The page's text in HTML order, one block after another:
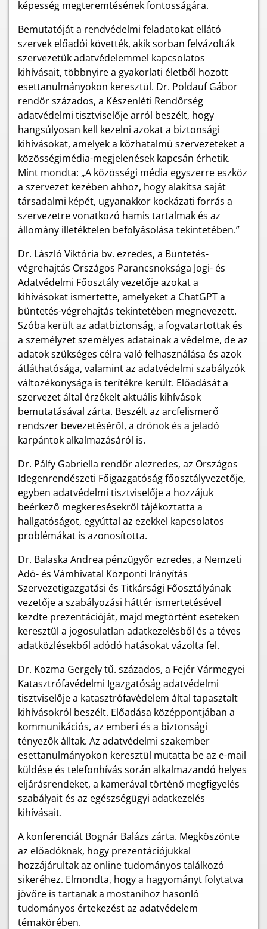
képesség megteremtésének fontosságára.
Bemutatóját a rendvédelmi feladatokat ellátó
szervek előadói követték, akik sorban felvázolták
szervezetük adatvédelemmel kapcsolatos
kihívásait, többnyire a gyakorlati életből hozott
esettanulmányokon keresztül. Dr. Poldauf Gábor
rendőr százados, a Készenléti Rendőrség
adatvédelmi tisztviselője arról beszélt, hogy
hangsúlyosan kell kezelni azokat a biztonsági
kihívásokat, amelyek a közhatalmú szervezeteket a
közösségimédia-megjelenések kapcsán érhetik.
Mint mondta: „A közösségi média egyszerre eszköz
a szervezet kezében ahhoz, hogy alakítsa saját
társadalmi képét, ugyanakkor kockázati forrás a
szervezetre vonatkozó hamis tartalmak és az
állomány illetéktelen befolyásolása tekintetében.”
Dr. László Viktória bv. ezredes, a Büntetés-
végrehajtás Országos Parancsnoksága Jogi- és
Adatvédelmi Főosztály vezetője azokat a
kihívásokat ismertette, amelyeket a ChatGPT a
büntetés-végrehajtás tekintetében megnevezett.
Szóba került az adatbiztonság, a fogvatartottak és
a személyzet személyes adatainak a védelme, de az
adatok szükséges célra való felhasználása és azok
átláthatósága, valamint az adatvédelmi szabályzók
változékonysága is terítékre került. Előadását a
szervezet által érzékelt aktuális kihívások
bemutatásával zárta. Beszélt az arcfelismerő
rendszer bevezetéséről, a drónok és a jeladó
karpántok alkalmazásáról is.
Dr. Pálfy Gabriella rendőr alezredes, az Országos
Idegenrendészeti Főigazgatóság főosztályvezetője,
egyben adatvédelmi tisztviselője a hozzájuk
beérkező megkeresésekről tájékoztatta a
hallgatóságot, egyúttal az ezekkel kapcsolatos
problémákat is azonosította.
Dr. Balaska Andrea pénzügyőr ezredes, a Nemzeti
Adó- és Vámhivatal Központi Irányítás
Szervezetigazgatási és Titkársági Főosztályának
vezetője a szabályozási háttér ismertetésével
kezdte prezentációját, majd megtörtént eseteken
keresztül a jogosulatlan adatkezelésből és a téves
adatközlésekből adódó hatásokat vázolta fel.
Dr. Kozma Gergely tű. százados, a Fejér Vármegyei
Katasztrófavédelmi Igazgatóság adatvédelmi
tisztviselője a katasztrófavédelem által tapasztalt
kihívásokról beszélt. Előadása középpontjában a
kommunikációs, az emberi és a biztonsági
tényezők álltak. Az adatvédelmi szakember
esettanulmányokon keresztül mutatta be az e-mail
küldése és telefonhívás során alkalmazandó helyes
eljárásrendeket, a kamerával történő megfigyelés
szabályait és az egészségügyi adatkezelés
kihívásait.
A konferenciát Bognár Balázs zárta. Megköszönte
az előadóknak, hogy prezentációjukkal
hozzájárultak az online tudományos találkozó
sikeréhez. Elmondta, hogy a hagyományt folytatva
jövőre is tartanak a mostanihoz hasonló
tudományos értekezést az adatvédelem
témakörében.